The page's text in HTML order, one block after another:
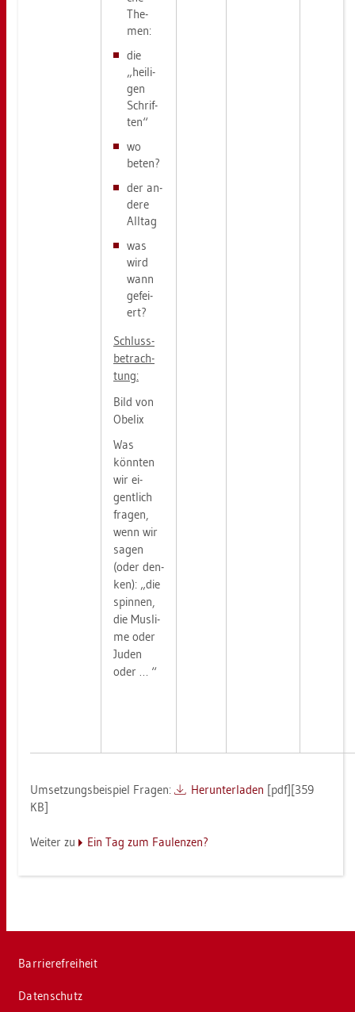
The­
men:
die
„hei­li­
gen
Schrif­
ten“
wo
beten?
der an­
de­re
All­tag
was
wird
wann
ge­fei­
ert?
Schluss­
be­trach­
tung:
Bild von
Obe­lix
Was
könn­ten
wir ei­
gent­lich
fra­gen,
wenn wir
sagen
(oder den­
ken): „die
spin­nen,
die Mus­li­
me oder
Juden
oder … “
Um­set­zungs­bei­spiel Fra­gen: Her­un­ter­la­den [pdf][359
KB]
Wei­ter zu Ein Tag zum Fau­len­zen?
Bar­rie­re­frei­heit
Da­ten­schutz